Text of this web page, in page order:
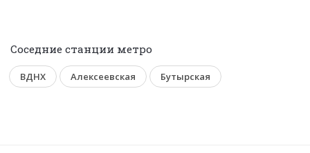
Соседние станции метро
ВДНХ Алексеевская Бутырская